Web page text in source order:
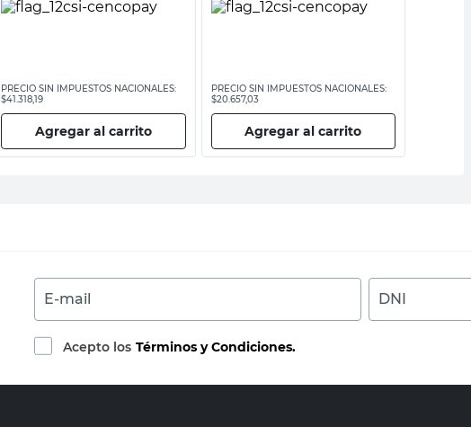
PRECIO SIN IMPUESTOS NACIONALES:
$41.318,19
Agregar al carrito
PRECIO SIN IMPUESTOS NACIONALES:
$20.657,03
Agregar al carrito
E-mail DNI
Acepto los Términos y Condiciones.